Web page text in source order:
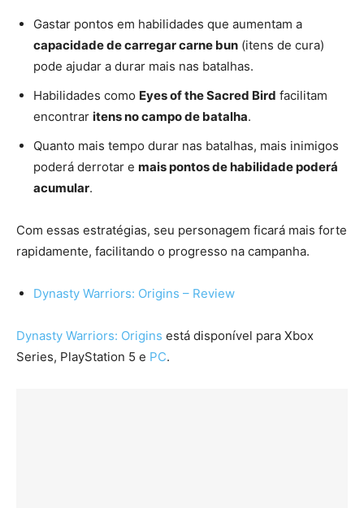
Gastar pontos em habilidades que aumentam a
capacidade de carregar carne bun (itens de cura)
pode ajudar a durar mais nas batalhas.
Habilidades como Eyes of the Sacred Bird facilitam
encontrar itens no campo de batalha.
Quanto mais tempo durar nas batalhas, mais inimigos
poderá derrotar e mais pontos de habilidade poderá
acumular.
Com essas estratégias, seu personagem ficará mais forte
rapidamente, facilitando o progresso na campanha.
Dynasty Warriors: Origins – Review
Dynasty Warriors: Origins está disponível para Xbox
Series, PlayStation 5 e PC.